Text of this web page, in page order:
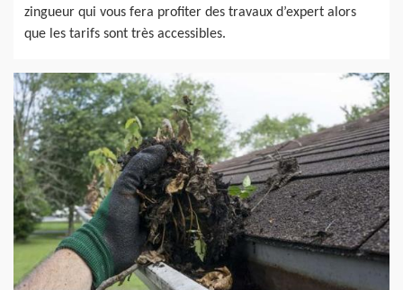
zingueur qui vous fera profiter des travaux d’expert alors
que les tarifs sont très accessibles.